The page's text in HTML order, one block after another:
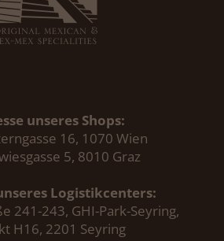
unseres Shops:
16, 1070 Wien
5, 8010 Graz
Logistikcenters:
241-243, GHI-Park-Seyring,
H16, 2201 Seyring